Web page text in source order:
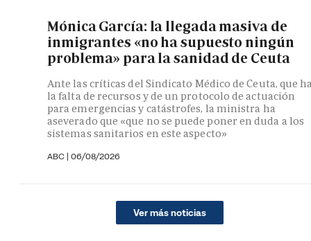
Mónica García: la llegada masiva de
inmigrantes «no ha supuesto ningún
problema» para la sanidad de Ceuta
Ante las críticas del Sindicato Médico de Ceuta, que
la falta de recursos y de un protocolo de actuación
para emergencias y catástrofes, la ministra ha
aseverado que «que no se puede poner en duda a los
sistemas sanitarios en este aspecto»
ABC | 06/08/2026
Ver más noticias